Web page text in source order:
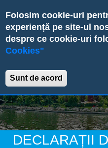
Folosim cookie-uri
experiență pe site-ul
despre ce cookie-uri
Cookies"
Sunt de acord
to
main
content
Primăria
DECLARAȚII